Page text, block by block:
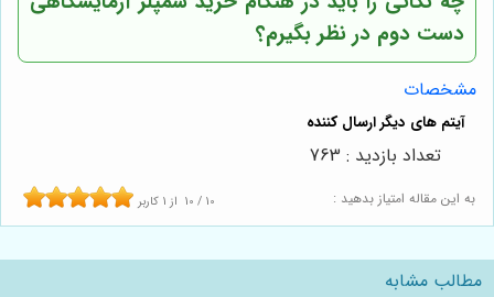
دست دوم در نظر بگیرم؟
مشخصات
به این مقاله امتیاز بدهید : 10 / 10 از 1 کاربر
تعداد بازدید : 763
مطالب مشابه